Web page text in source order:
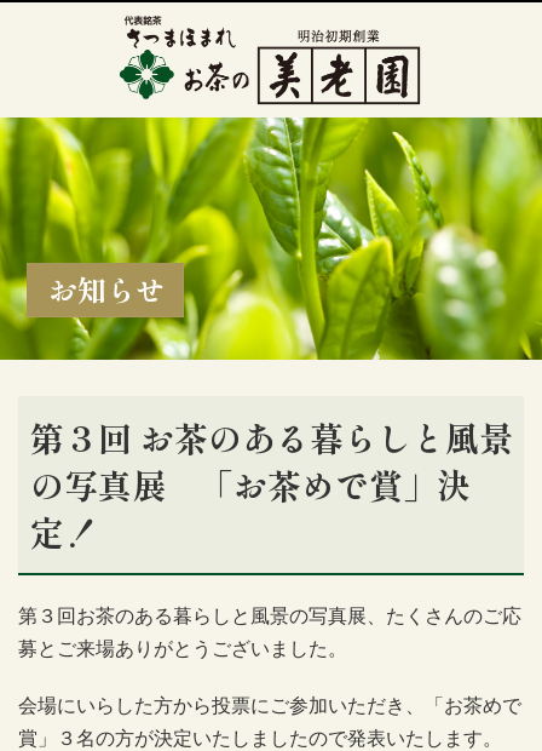
お知らせ
第３回 お茶のある暮らしと風景
の写真展 「お茶めで賞」決
定！
第３回お茶のある暮らしと風景の写真展、たくさんのご応
募とご来場ありがとうございました。
会場にいらした方から投票にご参加いただき、「お茶めで
賞」３名の方が決定いたしましたので発表いたします。